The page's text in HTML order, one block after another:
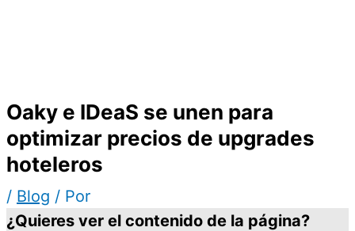
Oaky e IDeaS se unen para
optimizar precios de upgrades
hoteleros
/ Blog / Por
¿Quieres ver el contenido de la página?